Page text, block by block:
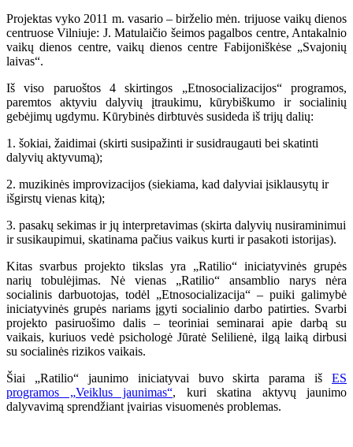
Projektas vyko 2011 m. vasario – birželio mėn. trijuose vaikų dienos
centruose Vilniuje: J. Matulaičio šeimos pagalbos centre, Antakalnio
vaikų dienos centre, vaikų dienos centre Fabijoniškėse „Svajonių
laivas“.
Iš viso paruoštos 4 skirtingos „Etnosocializacijos“ programos,
paremtos aktyviu dalyvių įtraukimu, kūrybiškumo ir socialinių
gebėjimų ugdymu. Kūrybinės dirbtuvės susideda iš trijų dalių:
1. šokiai, žaidimai (skirti susipažinti ir susidraugauti bei skatinti
dalyvių aktyvumą);
2. muzikinės improvizacijos (siekiama, kad dalyviai įsiklausytų ir
išgirstų vienas kitą);
3. pasakų sekimas ir jų interpretavimas (skirta dalyvių nusiraminimui
ir susikaupimui, skatinama pačius vaikus kurti ir pasakoti istorijas).
Kitas svarbus projekto tikslas yra „Ratilio“ iniciatyvinės grupės
narių tobulėjimas. Nė vienas „Ratilio“ ansamblio narys nėra
socialinis darbuotojas, todėl „Etnosocializacija“ – puiki galimybė
iniciatyvinės grupės nariams įgyti socialinio darbo patirties. Svarbi
projekto pasiruošimo dalis – teoriniai seminarai apie darbą su
vaikais, kuriuos vedė psichologė Jūratė Selilienė, ilgą laiką dirbusi
su socialinės rizikos vaikais.
Šiai „Ratilio“ jaunimo iniciatyvai buvo skirta parama iš ES
programos „Veiklus jaunimas“, kuri skatina aktyvų jaunimo
dalyvavimą sprendžiant įvairias visuomenės problemas.